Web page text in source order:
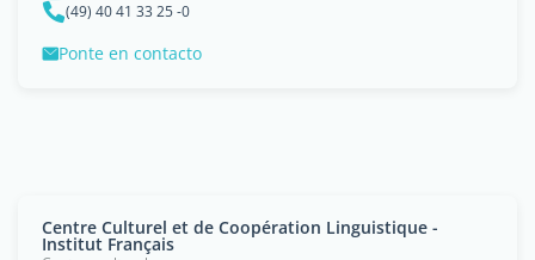
(49) 40 41 33 25 -0
Ponte en contacto
Centre Culturel et de Coopération Linguistique -
Institut Français